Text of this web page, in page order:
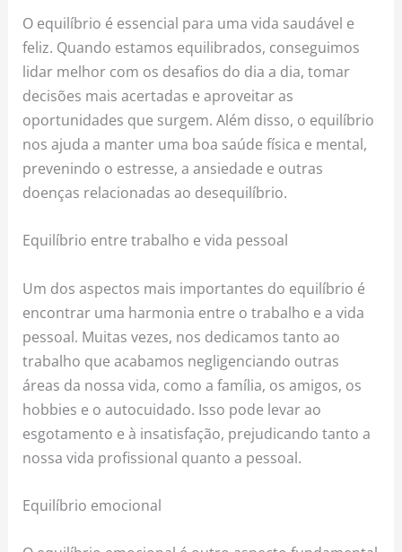
O equilíbrio é essencial para uma vida saudável e
feliz. Quando estamos equilibrados, conseguimos
lidar melhor com os desafios do dia a dia, tomar
decisões mais acertadas e aproveitar as
oportunidades que surgem. Além disso, o equilíbrio
nos ajuda a manter uma boa saúde física e mental,
prevenindo o estresse, a ansiedade e outras
doenças relacionadas ao desequilíbrio.
Equilíbrio entre trabalho e vida pessoal
Um dos aspectos mais importantes do equilíbrio é
encontrar uma harmonia entre o trabalho e a vida
pessoal. Muitas vezes, nos dedicamos tanto ao
trabalho que acabamos negligenciando outras
áreas da nossa vida, como a família, os amigos, os
hobbies e o autocuidado. Isso pode levar ao
esgotamento e à insatisfação, prejudicando tanto a
nossa vida profissional quanto a pessoal.
Equilíbrio emocional